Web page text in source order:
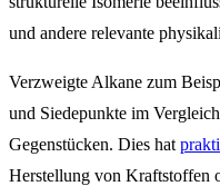
und andere relevante
Verzweigte Alkane zum
und Siedepunkte im
Gegenstücken. Dies hat
Herstellung von Kraftstoffen